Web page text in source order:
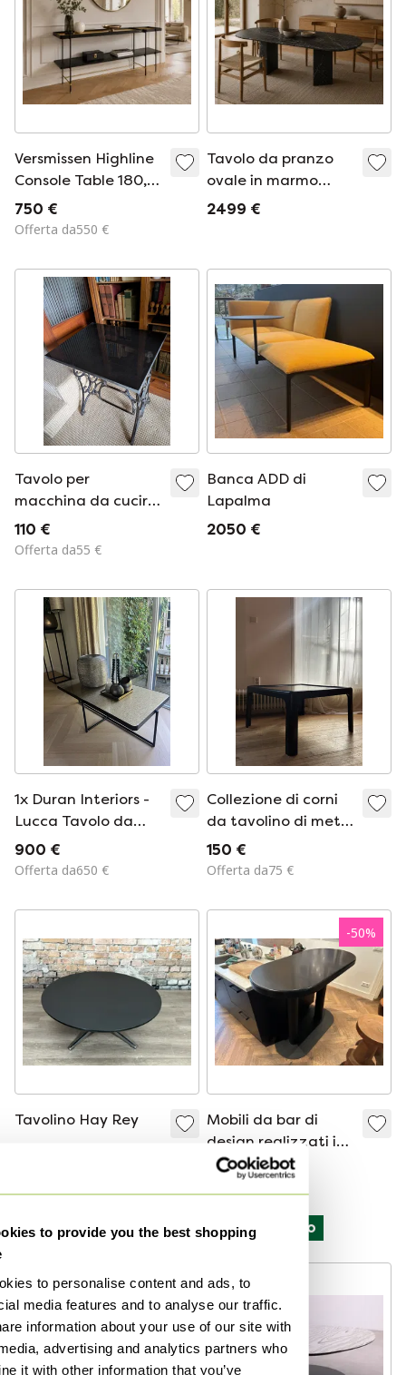
to provide you the best shopping
to personalise content and ads, to
media features and to analyse our traffic.
information about your use of our site with
advertising and analytics partners who
it with other information that you’ve
Versmissen Highline
Console Table 180,
Reference
HIGHCON180.
750 €
Offerta da550 €
Tavolo da pranzo
ovale in marmo
massiccio – Tavolo in
2499 €
Tavolo per
macchina da cucire,
brocante
110 €
Offerta da55 €
Banca ADD di
Lapalma
2050 €
1x Duran Interiors -
Lucca Tavolo da
salotto quadrato /
Tavolino da caffè -
900 €
Offerta da650 €
Collezione di corni
da tavolino di metà
secolo di Peter
Ghyczy
150 €
Offerta da75 €
Tavolino Hay Rey
Curato
-50%
Mobili da bar di
design realizzati in
rovere massello e
acciaio
1000 € 500 €
Offerta da400 €
Potenziato